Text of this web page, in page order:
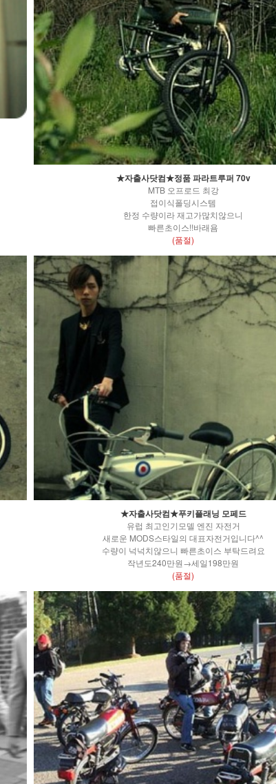
★자출사닷컴★정품 파라트루퍼 70v
MTB 오프로드 최강
접이식폴딩시스템
한정 수량이라 재고가많치않으니
빠른초이스!!바래욤
(품절)
★자출사닷컴★푸키플래닝 모페드
유럽 최고인기모델 엔진 자전거
새로운 MODS스타일의 대표자전거입니다^^
수량이 넉넉치않으니 빠른초이스 부탁드려요
작년도240만원→세일198만원
(품절)